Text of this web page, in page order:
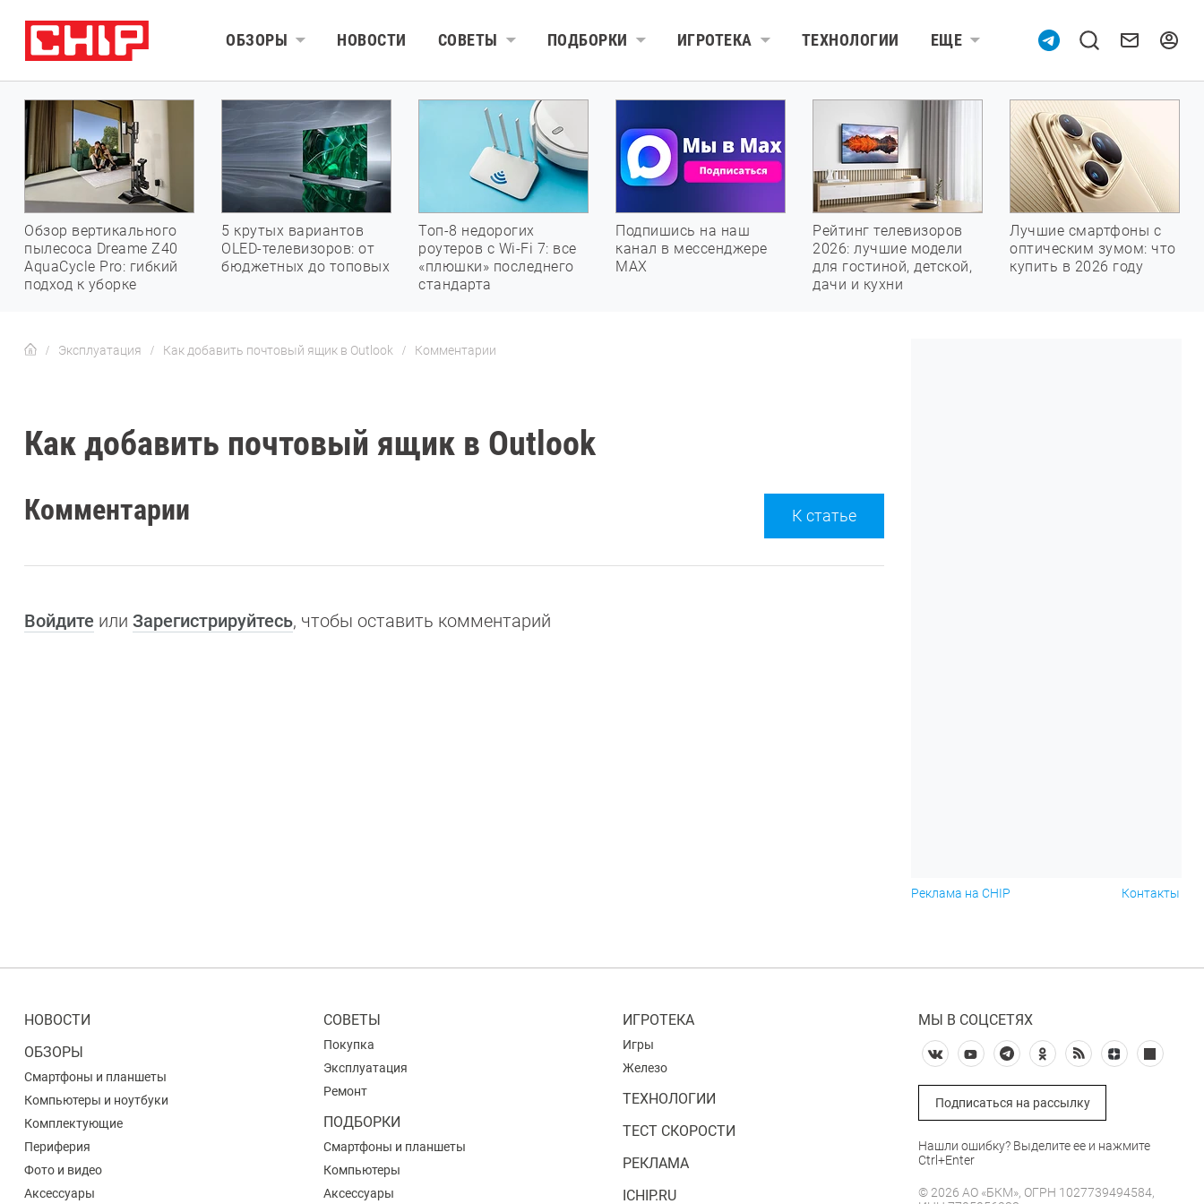
ОБЗОРЫ НОВОСТИ СОВЕТЫ ПОДБОРКИ ИГРОТЕКА ТЕХНОЛОГИИ ЕЩЕ
Обзор вертикального
пылесоса Dreame Z40
AquaCycle Pro: гибкий
подход к уборке
5 крутых вариантов
OLED-телевизоров: от
бюджетных до топовых
Топ-8 недорогих
роутеров с Wi-Fi 7: все
«плюшки» последнего
стандарта
Подпишись на наш
канал в мессенджере
МАХ
Рейтинг телевизоров
2026: лучшие модели
для гостиной, детской,
дачи и кухни
Лучшие смартфоны с
оптическим зумом: что
купить в 2026 году
Эксплуатация Как добавить почтовый ящик в Outlook Комментарии
Как добавить почтовый ящик в Outlook
Комментарии К статье
Войдите или Зарегистрируйтесь, чтобы оставить комментарий
Реклама на CHIP Контакты
НОВОСТИ
ОБЗОРЫ
Смартфоны и планшеты
Компьютеры и ноутбуки
Комплектующие
Периферия
Фото и видео
Аксессуары
СОВЕТЫ
Покупка
Эксплуатация
Ремонт
ПОДБОРКИ
Смартфоны и планшеты
Компьютеры
Аксессуары
ИГРОТЕКА
Игры
Железо
ТЕХНОЛОГИИ
ТЕСТ СКОРОСТИ
РЕКЛАМА
ICHIP.RU
МЫ В СОЦСЕТЯХ
Подписаться на рассылку
Нашли ошибку? Выделите ее и нажмите
Ctrl+Enter
© 2026 АО «БКМ», ОГРН 1027739494584,